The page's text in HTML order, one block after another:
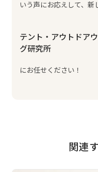
いう声にお応えして、新
テント・アウトドア
グ研究所
にお任せください！
関連